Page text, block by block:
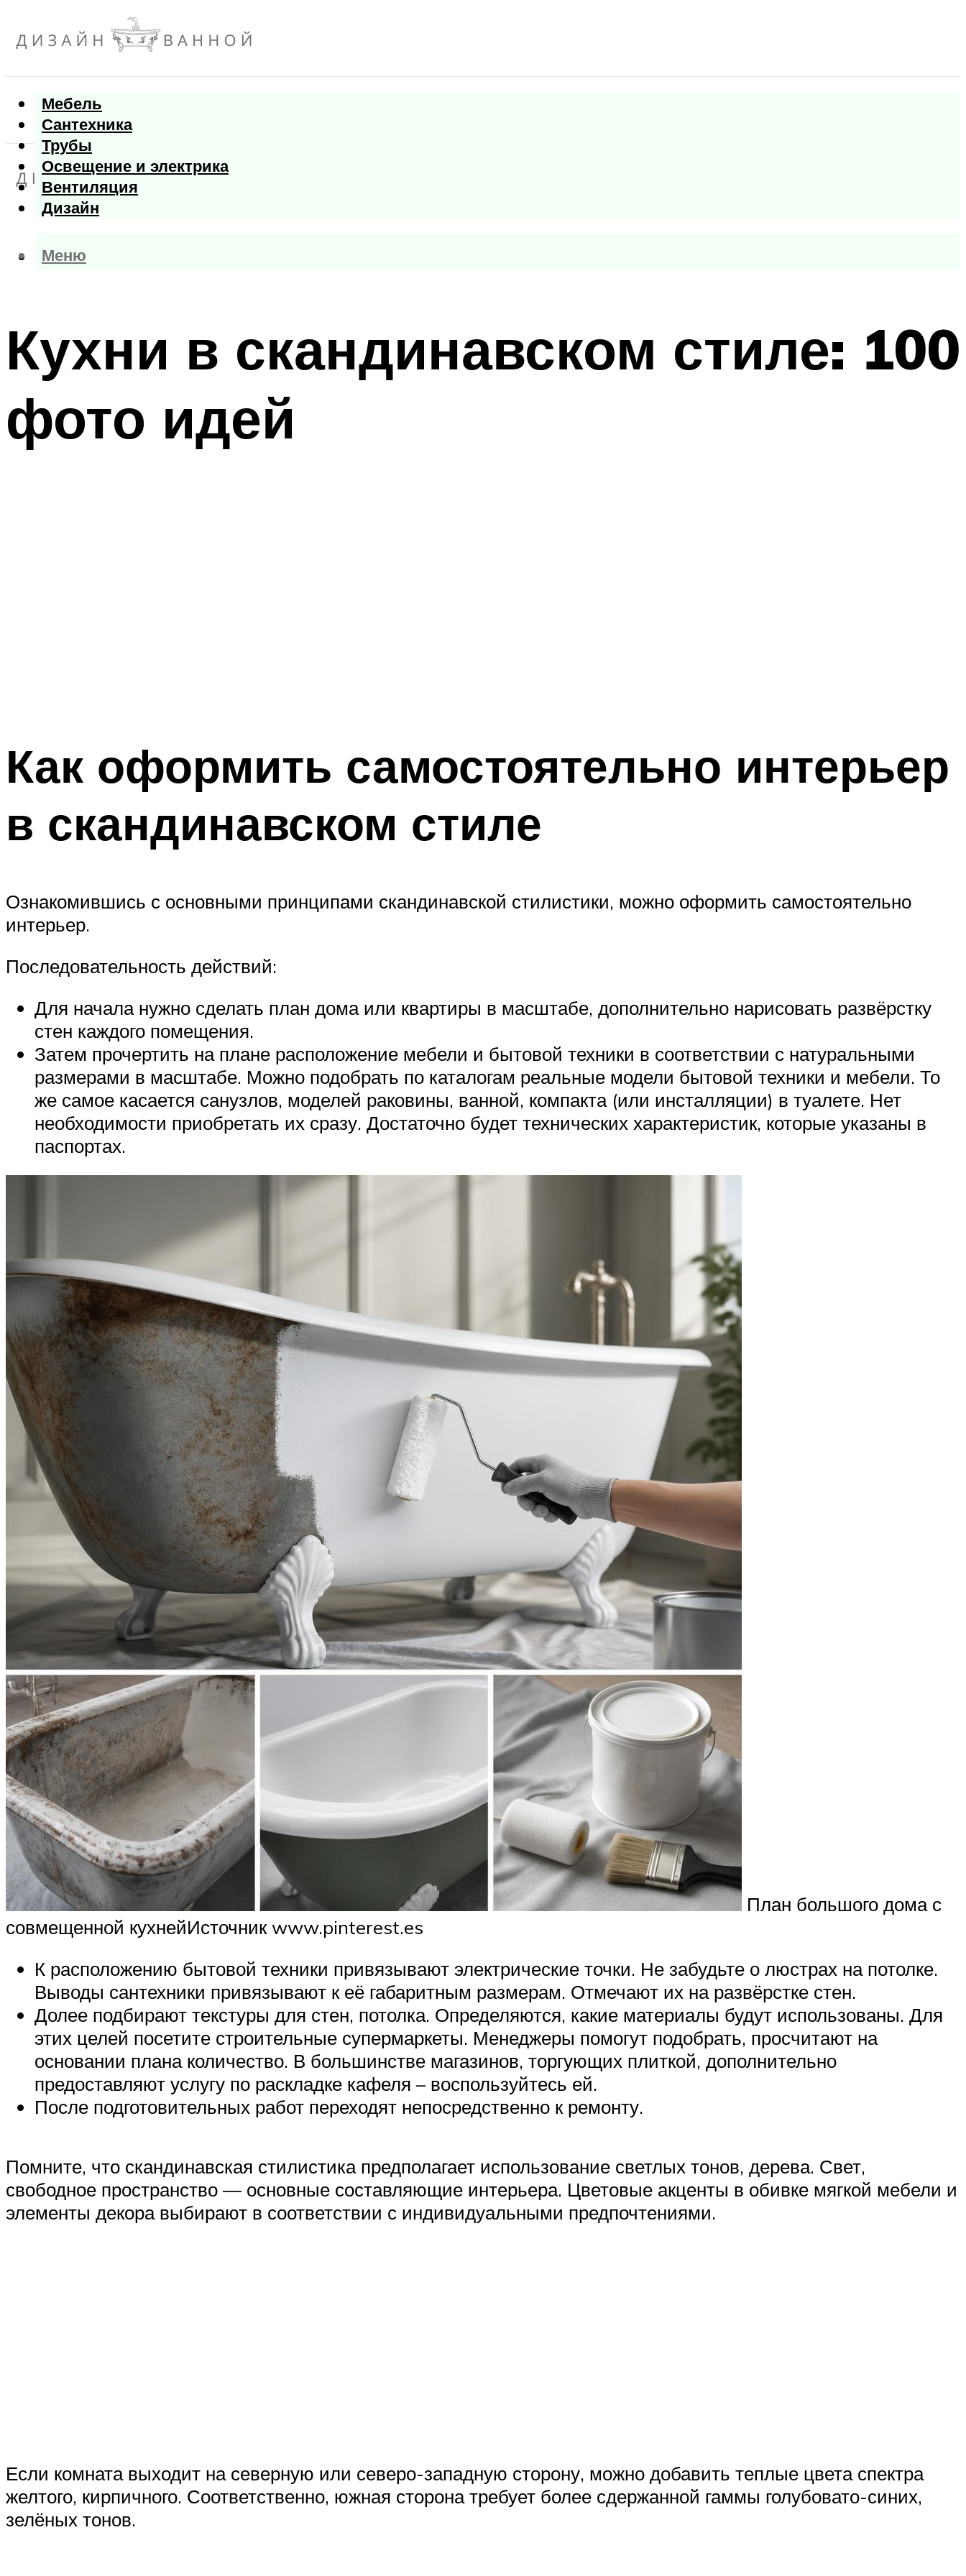
Мебель
Сантехника
Трубы
Освещение и электрика
Вентиляция
Дизайн
Меню
Меню
Кухни в скандинавском стиле: 100
фото идей
Как оформить самостоятельно интерьер
в скандинавском стиле
Ознакомившись с основными принципами скандинавской стилистики, можно оформить самостоятельно
интерьер.
Последовательность действий:
Для начала нужно сделать план дома или квартиры в масштабе, дополнительно нарисовать развёрстку
стен каждого помещения.
Затем прочертить на плане расположение мебели и бытовой техники в соответствии с натуральными
размерами в масштабе. Можно подобрать по каталогам реальные модели бытовой техники и мебели. То
же самое касается санузлов, моделей раковины, ванной, компакта (или инсталляции) в туалете. Нет
необходимости приобретать их сразу. Достаточно будет технических характеристик, которые указаны в
паспортах.
План большого дома с
совмещенной кухнейИсточник www.pinterest.es
К расположению бытовой техники привязывают электрические точки. Не забудьте о люстрах на потолке.
Выводы сантехники привязывают к её габаритным размерам. Отмечают их на развёрстке стен.
Долее подбирают текстуры для стен, потолка. Определяются, какие материалы будут использованы. Для
этих целей посетите строительные супермаркеты. Менеджеры помогут подобрать, просчитают на
основании плана количество. В большинстве магазинов, торгующих плиткой, дополнительно
предоставляют услугу по раскладке кафеля – воспользуйтесь ей.
После подготовительных работ переходят непосредственно к ремонту.
Помните, что скандинавская стилистика предполагает использование светлых тонов, дерева. Свет,
свободное пространство — основные составляющие интерьера. Цветовые акценты в обивке мягкой мебели и
элементы декора выбирают в соответствии с индивидуальными предпочтениями.
Если комната выходит на северную или северо-западную сторону, можно добавить теплые цвета спектра
желтого, кирпичного. Соответственно, южная сторона требует более сдержанной гаммы голубовато-синих,
зелёных тонов.